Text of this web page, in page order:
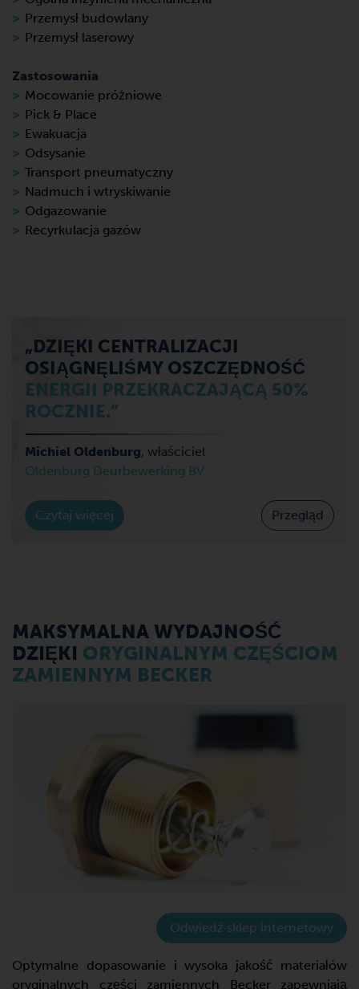
Przemysł budowlany
Przemysł laserowy
Zastosowania
Mocowanie próżniowe
Pick & Place
Ewakuacja
Odsysanie
Transport pneumatyczny
Nadmuch i wtryskiwanie
Odgazowanie
Recyrkulacja gazów
„DZIĘKI CENTRALIZACJI
OSIĄGNĘLIŚMY OSZCZĘDNOŚĆ
ENERGII PRZEKRACZAJĄCĄ 50%
ROCZNIE.”
Michiel Oldenburg, właściciel
Oldenburg Deurbewerking BV
Czytaj więcej Przegląd
MAKSYMALNA WYDAJNOŚĆ
DZIĘKI ORYGINALNYM CZĘŚCIOM
ZAMIENNYM BECKER
Odwiedź sklep internetowy
Optymalne dopasowanie i wysoka jakość materiałów
oryginalnych części zamiennych Becker zapewniają